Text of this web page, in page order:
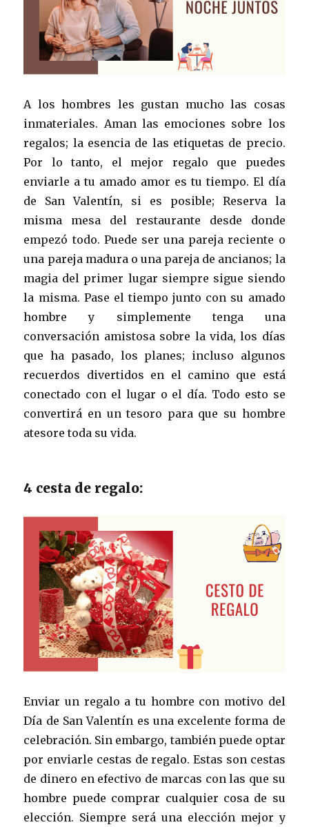
A los hombres les gustan mucho las cosas
inmateriales. Aman las emociones sobre los
regalos; la esencia de las etiquetas de precio.
Por lo tanto, el mejor regalo que puedes
enviarle a tu amado amor es tu tiempo. El día
de San Valentín, si es posible; Reserva la
misma mesa del restaurante desde donde
empezó todo. Puede ser una pareja reciente o
una pareja madura o una pareja de ancianos; la
magia del primer lugar siempre sigue siendo
la misma. Pase el tiempo junto con su amado
hombre y simplemente tenga una
conversación amistosa sobre la vida, los días
que ha pasado, los planes; incluso algunos
recuerdos divertidos en el camino que está
conectado con el lugar o el día. Todo esto se
convertirá en un tesoro para que su hombre
atesore toda su vida.
4 cesta de regalo:
Enviar un regalo a tu hombre con motivo del
Día de San Valentín es una excelente forma de
celebración. Sin embargo, también puede optar
por enviarle cestas de regalo. Estas son cestas
de dinero en efectivo de marcas con las que su
hombre puede comprar cualquier cosa de su
elección. Siempre será una elección mejor y